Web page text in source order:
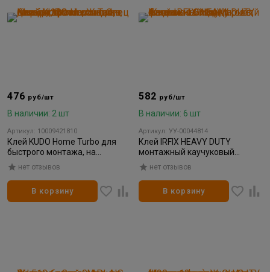
476 руб/шт
В наличии: 2 шт
Артикул: 10009421810
Клей KUDO Home Turbo для
быстрого монтажа, на
акриловой основе, белый, 280
мл
нет отзывов
В корзину
582 руб/шт
В наличии: 6 шт
Артикул: УУ-00044814
Клей IRFIX HEAVY DUTY
монтажный каучуковый
бежевый 310мл
нет отзывов
В корзину